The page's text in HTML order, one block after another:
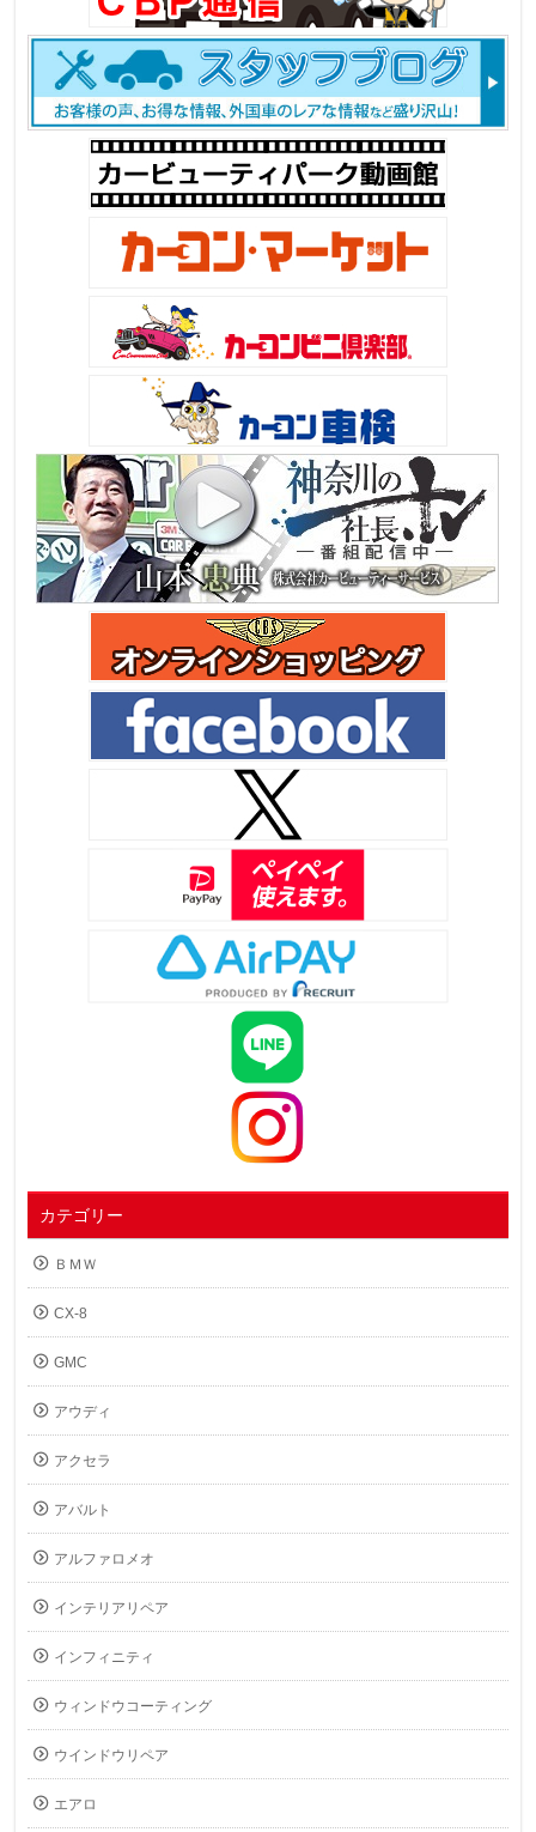
カテゴリー
ＢＭＷ
CX-8
GMC
アウディ
アクセラ
アバルト
アルファロメオ
インテリアリペア
インフィニティ
ウィンドウコーティング
ウインドウリペア
エアロ